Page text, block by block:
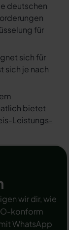
deutschen
für
sich für
sich je nach
bietet
Leistungs-
wir dir, wie
konform
WhatsApp